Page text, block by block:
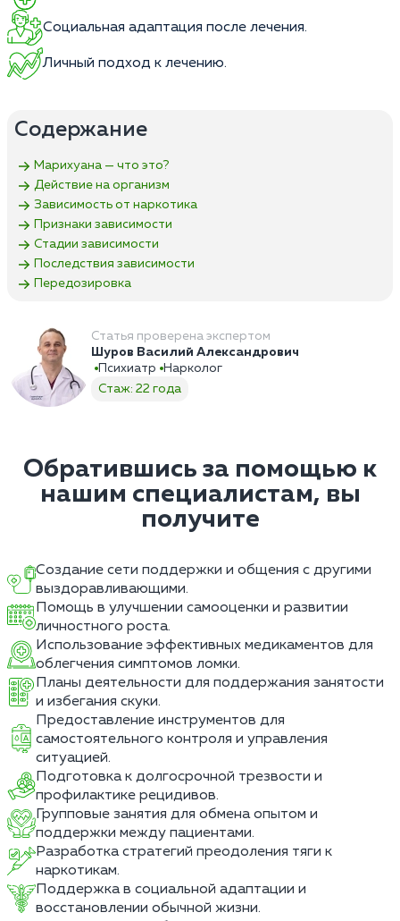
Социальная адаптация после лечения.
Личный подход к лечению.
Содержание
Марихуана — что это?
Действие на организм
Зависимость от наркотика
Признаки зависимости
Стадии зависимости
Последствия зависимости
Передозировка
Статья проверена экспертом
Шуров Василий Александрович
Психиатр
Нарколог
Стаж: 22 года
Обратившись за помощью к
нашим специалистам, вы
получите
Создание сети поддержки и общения с другими
выздоравливающими.
Помощь в улучшении самооценки и развитии
личностного роста.
Использование эффективных медикаментов для
облегчения симптомов ломки.
Планы деятельности для поддержания занятости
и избегания скуки.
Предоставление инструментов для
самостоятельного контроля и управления
ситуацией.
Подготовка к долгосрочной трезвости и
профилактике рецидивов.
Групповые занятия для обмена опытом и
поддержки между пациентами.
Разработка стратегий преодоления тяги к
наркотикам.
Поддержка в социальной адаптации и
восстановлении обычной жизни.